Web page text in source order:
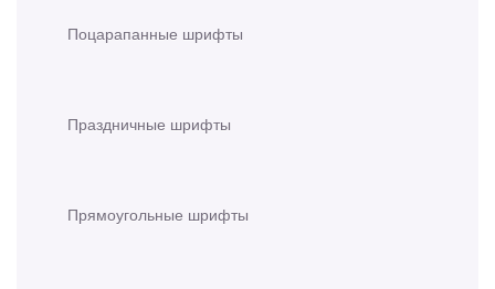
Поцарапанные шрифты
Праздничные шрифты
Прямоугольные шрифты